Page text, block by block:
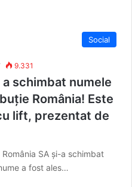
Social
9.331
a schimbat numele
România! Este
lift, prezentat de
SA și-a schimbat
a fost ales…